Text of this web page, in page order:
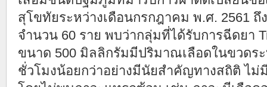
สุโขทัยระหว่างเดือนกรกฎาคม พ.ศ. 2561
จำนวน 60 ราย พบว่ากลุ่มที่ได้รับการฉีดยา
ขนาด 500 มิลลิกรัมมีปริมาณเลือดในขวดร
ชั่วโมงน้อยกว่าอย่างมีนัยสำคัญทางสถิติ ไม่